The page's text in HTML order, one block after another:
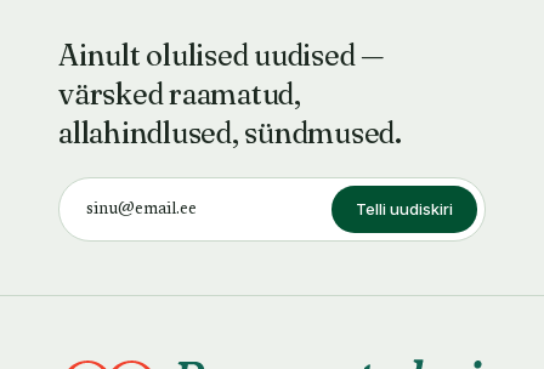
Ainult olulised uudised —
värsked raamatud,
allahindlused, sündmused.
Telli uudiskiri